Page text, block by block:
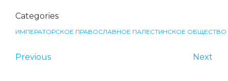
Categories
ИМПЕРАТОРСКОЕ ПРАВОСЛАВНОЕ ПАЛЕСТИНСКОЕ ОБЩЕСТВО
Previous Next